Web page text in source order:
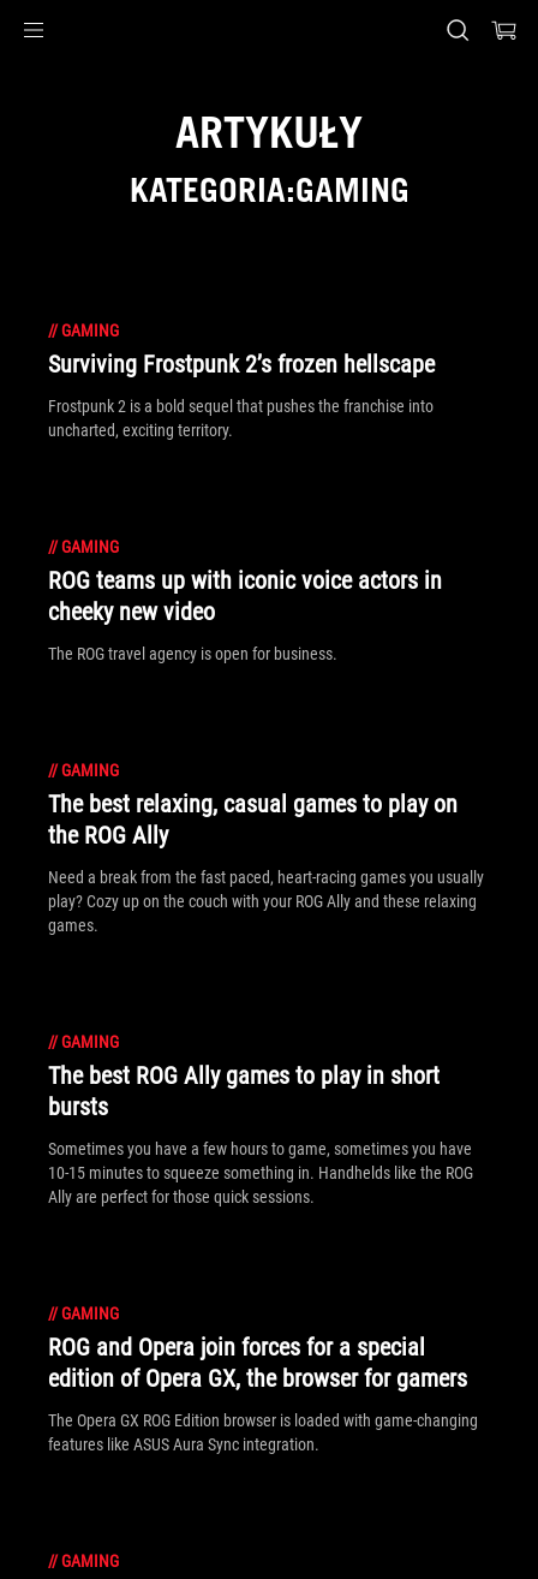
ARTYKUŁY
KATEGORIA:GAMING
//GAMING
Surviving Frostpunk 2’s frozen hellscape
Frostpunk 2 is a bold sequel that pushes the franchise into
uncharted, exciting territory.
//GAMING
ROG teams up with iconic voice actors in
cheeky new video
The ROG travel agency is open for business.
//GAMING
The best relaxing, casual games to play on
the ROG Ally
Need a break from the fast paced, heart-racing games you usually
play? Cozy up on the couch with your ROG Ally and these relaxing
games.
//GAMING
The best ROG Ally games to play in short
bursts
Sometimes you have a few hours to game, sometimes you have
10-15 minutes to squeeze something in. Handhelds like the ROG
Ally are perfect for those quick sessions.
//GAMING
ROG and Opera join forces for a special
edition of Opera GX, the browser for gamers
The Opera GX ROG Edition browser is loaded with game-changing
features like ASUS Aura Sync integration.
//GAMING